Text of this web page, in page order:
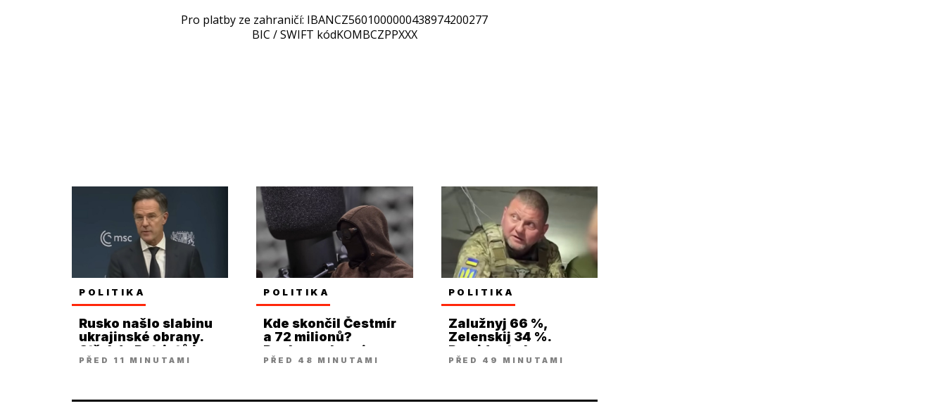
Pro platby ze zahraničí: IBANCZ5601000000438974200277
BIC / SWIFT kódKOMBCZPPXXX
POLITIKA
Rusko našlo slabinu
ukrajinské obrany.
Střel do Patriotů je
málo
PŘED 11 MINUTAMI
POLITIKA
Kde skončil Čestmír
a 72 milionů?
Paukner ukazuje na
Strnadovu firmu
PŘED 48 MINUTAMI
POLITIKA
Zalužnyj 66 %,
Zelenskij 34 %.
Prezidenta by
porazili další dva
PŘED 49 MINUTAMI